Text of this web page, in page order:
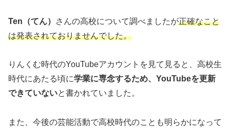
Ten （てん） さんの高校について調べましたが正確なこと
は発表されておりませんでした。
りんくむ時代のYouTubeアカウントを見て見ると、高校生
時代にあたる頃に学業に専念するため、YouTubeを更新
できていないと書かれていました。
また、今後の芸能活動で高校時代のことも明らかになって